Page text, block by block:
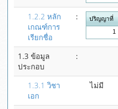
1.2.2 หลัก
เกณฑ์การ
เรียกชื่อ
: ปริญญาที่
1
1.3 ข้อมูล
ประกอบ
:
1.3.1 วิชา
เอก
ไม่มี